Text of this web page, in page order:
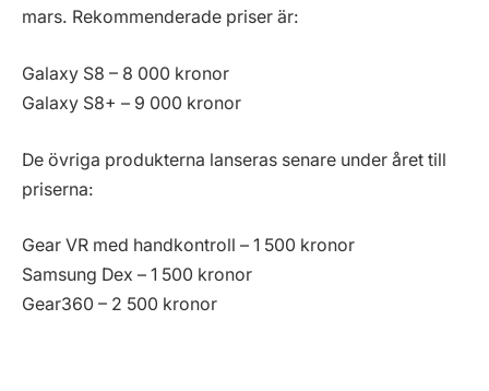
mars. Rekommenderade priser är:
Galaxy S8 – 8 000 kronor
Galaxy S8+ – 9 000 kronor
De övriga produkterna lanseras senare under året till
priserna:
Gear VR med handkontroll – 1 500 kronor
Samsung Dex – 1 500 kronor
Gear360 – 2 500 kronor